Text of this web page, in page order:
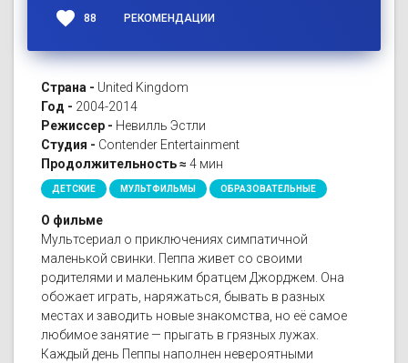
favorite 88 РЕКОМЕНДАЦИИ
Страна - United Kingdom
Год - 2004-2014
Режиссер - Невилль Эстли
Студия - Contender Entertainment
Продолжительность ≈ 4 мин
ДЕТСКИЕ МУЛЬТФИЛЬМЫ ОБРАЗОВАТЕЛЬНЫЕ
О фильме
Мультсериал о приключениях симпатичной
маленькой свинки. Пеппа живет со своими
родителями и маленьким братцем Джорджем. Она
обожает играть, наряжаться, бывать в разных
местах и заводить новые знакомства, но её самое
любимое занятие — прыгать в грязных лужах.
Каждый день Пеппы наполнен невероятными